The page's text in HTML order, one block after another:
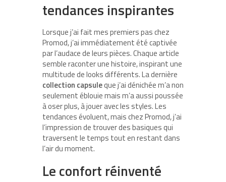
tendances inspirantes
Lorsque j’ai fait mes premiers pas chez
Promod, j’ai immédiatement été captivée
par l’audace de leurs pièces. Chaque article
semble raconter une histoire, inspirant une
multitude de looks différents. La dernière
collection capsuleque j’ai dénichée m’a non
seulement éblouie mais m’a aussi poussée
à oser plus, à jouer avec les styles. Les
tendances évoluent, mais chez Promod, j’ai
l’impression de trouver des basiques qui
traversent le temps tout en restant dans
l’air du moment.
Le confort réinventé